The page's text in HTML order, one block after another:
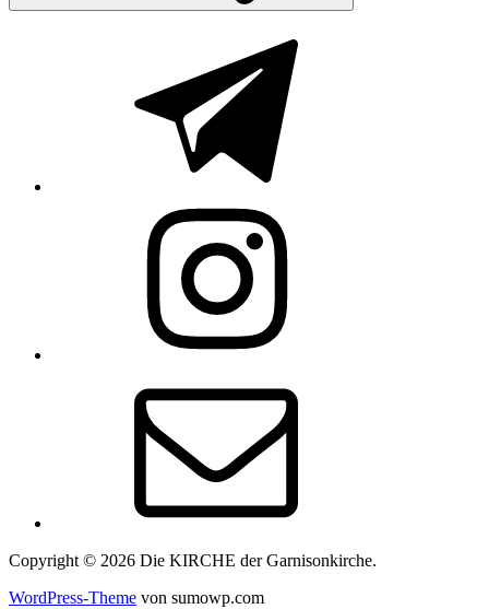
Copyright © 2026 Die KIRCHE der Garnisonkirche.
WordPress-Theme von sumowp.com